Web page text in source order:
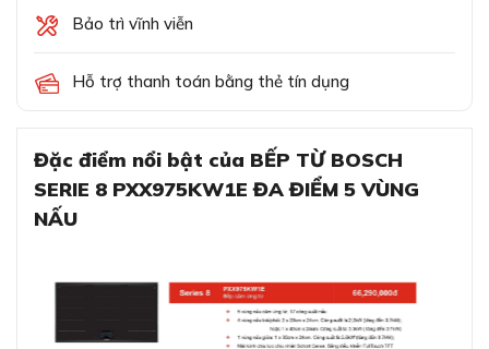
Bảo trì vĩnh viễn
Hỗ trợ thanh toán bằng thẻ tín dụng
Đặc điểm nổi bật của BẾP TỪ BOSCH
SERIE 8 PXX975KW1E ĐA ĐIỂM 5 VÙNG
NẤU